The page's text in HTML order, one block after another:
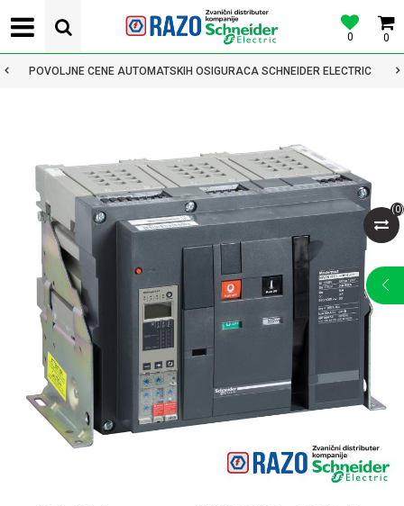
0
0
POVOLJNE CENE AUTOMATSKIH OSIGURACA SCHNEIDER ELECTRIC
(0)